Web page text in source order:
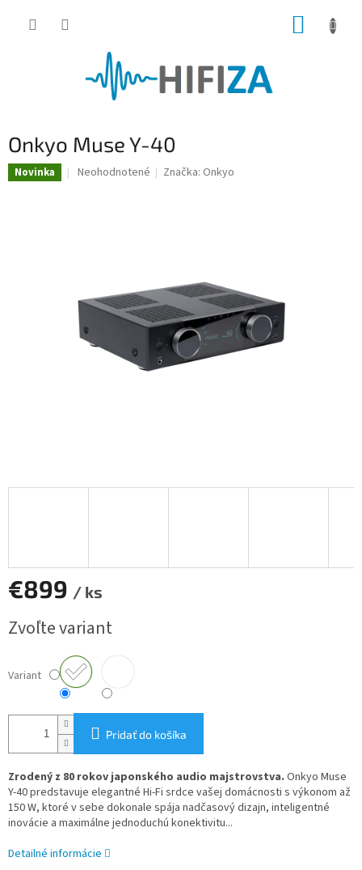
Onkyo Muse Y-40
Novinka
Priemerné
Neohodnotené Značka: Onkyo
€899 / ks
cena:
Zvoľte variant
Variant
Pridať do košíka
Zrodený z 80 rokov japonského audio majstrovstva. Onkyo Muse
Y-40 predstavuje elegantné Hi-Fi srdce vašej domácnosti s výkonom až
150 W, ktoré v sebe dokonale spája nadčasový dizajn, inteligentné
inovácie a maximálne jednoduchú konektivitu...
Detailné informácie